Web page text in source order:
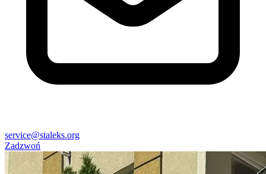
service@staleks.org
Zadzwoń